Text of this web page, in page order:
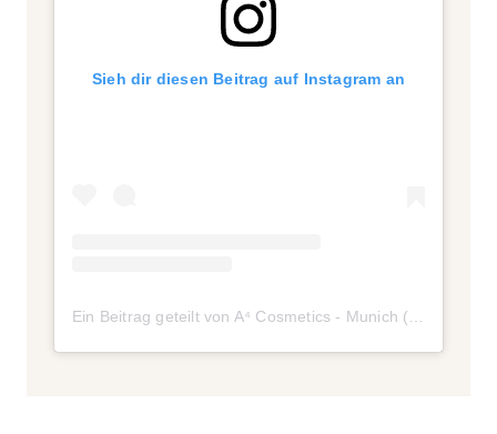
Sieh dir diesen Beitrag auf Instagram an